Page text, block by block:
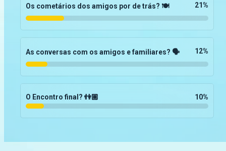
Os cometários dos amigos por de trás? 🍽 21%
As conversas com os amigos e familiares? 🗣 12%
O Encontro final? 👫🏽 10%